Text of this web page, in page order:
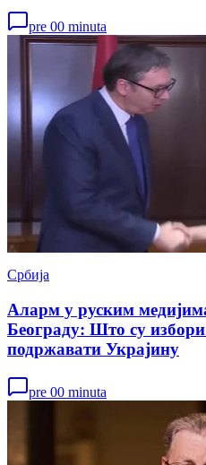
pre 00 minuta
Србија
Аларм у руским
Београду: Што су
подржавати Украјину
pre 00 minuta